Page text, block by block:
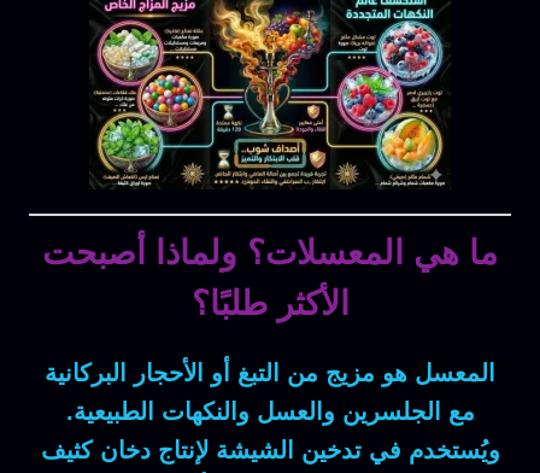
ما هي المعسلات؟ ولماذا أصبحت
الأكثر طلبًا؟
المعسل هو مزيج من
التبغ أو الأحجار البركانية
مع الجلسرين والعسل والنكهات الطبيعية.
ويُستخدم في تدخين الشيشة لإنتاج دخان كثيف